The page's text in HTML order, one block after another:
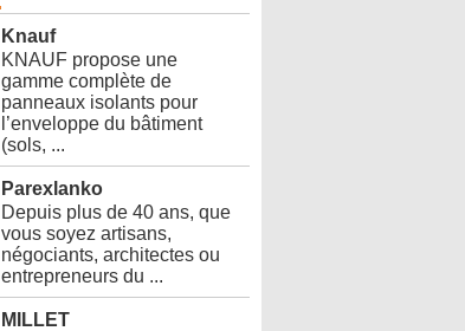
Knauf
KNAUF propose une
gamme complète de
panneaux isolants pour
l’enveloppe du bâtiment
(sols, ...
Parexlanko
Depuis plus de 40 ans, que
vous soyez artisans,
négociants, architectes ou
entrepreneurs du ...
MILLET